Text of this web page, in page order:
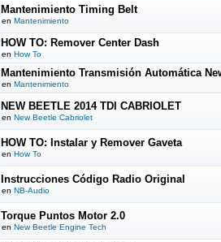
Mantenimiento Timing Belt
en Mantenimiento
HOW TO: Remover Center Dash
en How To
Mantenimiento Transmisión Automática
en Mantenimiento
NEW BEETLE 2014 TDI CABRIOLET
en New Beetle Cabriolet
HOW TO: Instalar y Remover Gaveta
en How To
Instrucciones Código Radio Original
en NB-Audio
Torque Puntos Motor 2.0
en New Beetle Engine Tech